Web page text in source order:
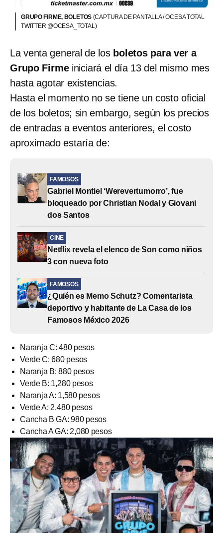
GRUPO FIRME, BOLETOS (CAPTURA DE PANTALLA / OCESA TOTAL
TWITTER @OCESA_TOTAL)
La venta general de los boletos para ver a
Grupo Firmeiniciará el día 13 del mismo mes
hasta agotar existencias.
Hasta el momento no se tiene un costo oficial
de los boletos; sin embargo, según los precios
de entradas a eventos anteriores, el costo
aproximado estaría de:
FAMOSOS
Gabriel Montiel ‘Werevertumorro’, fue
bloqueado por Christian Nodal y Giovani
dos Santos
CINE
Netflix revela el elenco de Son como niños
3 con nueva foto
FAMOSOS
¿Quién es Memo Schutz? Comentarista
deportivo y habitante de La Casa de los
Famosos México 2026
Naranja C: 480 pesos
Verde C: 680 pesos
Naranja B: 880 pesos
Verde B: 1,280 pesos
Naranja A: 1,580 pesos
Verde A: 2,480 pesos
Cancha B GA: 980 pesos
Cancha A GA: 2,080 pesos